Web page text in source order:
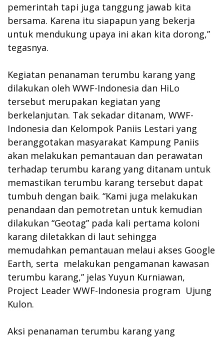
pemerintah tapi juga tanggung jawab kita
bersama. Karena itu siapapun yang bekerja
untuk mendukung upaya ini akan kita dorong,”
tegasnya.
Kegiatan penanaman terumbu karang yang
dilakukan oleh WWF-Indonesia dan HiLo
tersebut merupakan kegiatan yang
berkelanjutan. Tak sekadar ditanam, WWF-
Indonesia dan Kelompok Paniis Lestari yang
beranggotakan masyarakat Kampung Paniis
akan melakukan pemantauan dan perawatan
terhadap terumbu karang yang ditanam untuk
memastikan terumbu karang tersebut dapat
tumbuh dengan baik. “Kami juga melakukan
penandaan dan pemotretan untuk kemudian
dilakukan “Geotag” pada kali pertama koloni
karang diletakkan di laut sehingga
memudahkan pemantauan melaui akses Google
Earth, serta melakukan pengamanan kawasan
terumbu karang,” jelas Yuyun Kurniawan,
Project Leader WWF-Indonesia program Ujung
Kulon.
Aksi penanaman terumbu karang yang